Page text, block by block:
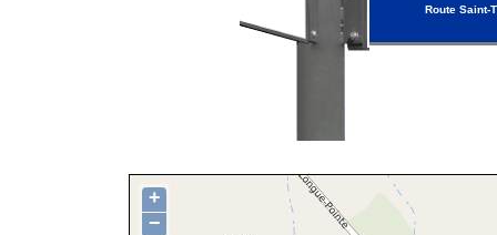
Route Saint-
+
−